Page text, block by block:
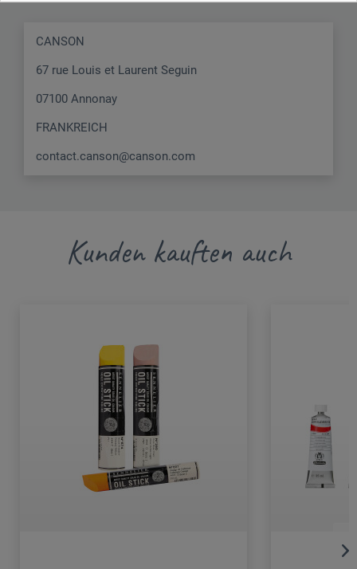
CANSON
67 rue Louis et Laurent Seguin
07100 Annonay
FRANKREICH
contact.canson@canson.com
Kunden kauften auch